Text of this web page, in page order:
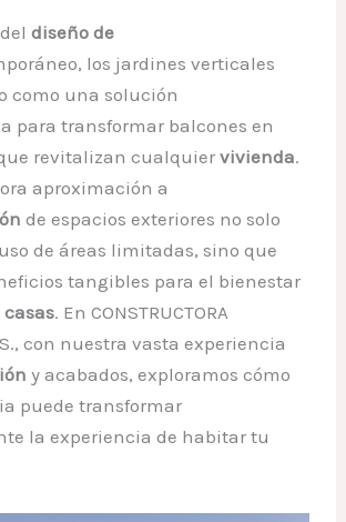
deldiseño de
los jardines verticales
como una solución
para transformar balcones en
revitalizan cualquiervivienda.
aproximación a
de espacios exteriores no solo
de áreas limitadas, sino que
tangibles para el bienestar
casas. En CONSTRUCTORA
con nuestra vasta experiencia
y acabados, exploramos cómo
puede transformar
la experiencia de habitar tu